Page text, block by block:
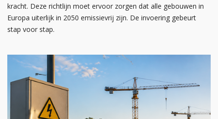
kracht. Deze richtlijn moet ervoor zorgen dat alle gebouwen in
Europa uiterlijk in 2050 emissievrij zijn. De invoering gebeurt
stap voor stap.